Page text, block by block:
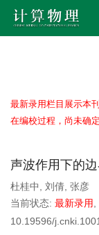
最新录用栏目展示本
在编校过程，尚未确
声波作用下的
杜桂中 刘倩 张彦
当前状态: 最新录用
10.19596/